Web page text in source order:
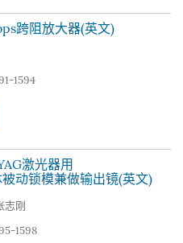
跨阻放大器(英文)
1594
激光器用
动锁模兼做输出镜(英文)
志刚
1598